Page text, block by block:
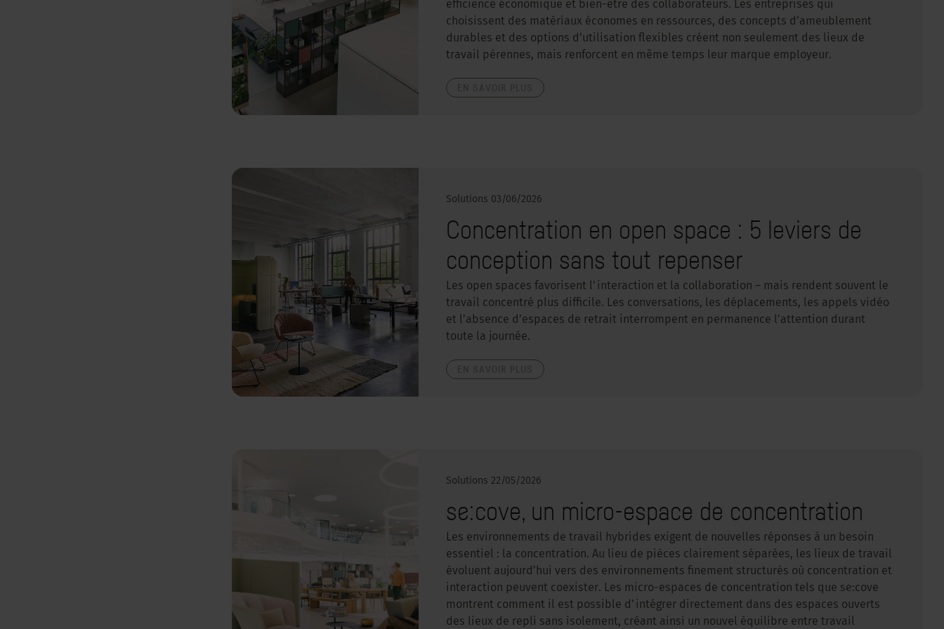
efficience économique et bien-être des collaborateurs. Les entreprises qui
choisissent des matériaux économes en ressources, des concepts d’ameublement
durables et des options d’utilisation flexibles créent non seulement des lieux de
travail pérennes, mais renforcent en même temps leur marque employeur.
Solutions 03/06/2026
Concentration en open space : 5 leviers de
conception sans tout repenser
Les open spaces favorisent l’interaction et la collaboration – mais rendent souvent le
travail concentré plus difficile. Les conversations, les déplacements, les appels vidéo
et l’absence d’espaces de retrait interrompent en permanence l’attention durant
toute la journée.
Solutions 22/05/2026
se:cove, un micro-espace de concentration
Les environnements de travail hybrides exigent de nouvelles réponses à un besoin
essentiel : la concentration. Au lieu de pièces clairement séparées, les lieux de travail
évoluent aujourd’hui vers des environnements finement structurés où concentration et
interaction peuvent coexister. Les micro-espaces de concentration tels que se:cove
montrent comment il est possible d’intégrer directement dans des espaces ouverts
des lieux de repli sans isolement, créant ainsi un nouvel équilibre entre travail